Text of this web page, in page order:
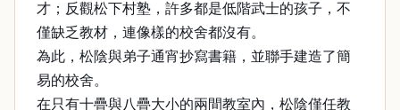
才；反觀松下村塾，許多都是低階武士的孩子，不
僅缺乏教材，連像樣的校舍都沒有。
為此，松陰與弟子通宵抄寫書籍，並聯手建造了簡
易的校舍。
在只有十疊與八疊大小的兩間教室內，松陰僅任教